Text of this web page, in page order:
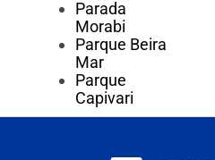
Parada
Morabi
Parque Beira
Mar
Parque
Capivari